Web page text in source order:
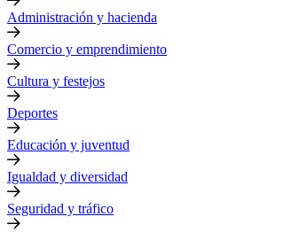
Administración y hacienda
Comercio y emprendimiento
Cultura y festejos
Deportes
Educación y juventud
Igualdad y diversidad
Seguridad y tráfico